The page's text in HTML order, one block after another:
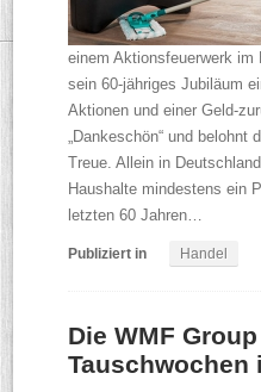
einem Aktionsfeuerwerk im
sein 60-jähriges Jubiläum
Aktionen und einer Geld-
„Dankeschön“ und belohnt
Treue. Allein in
Haushalte mindestens ein
letzten 60 Jahren…
Publiziert in Handel
Die WMF
Tauschwochen